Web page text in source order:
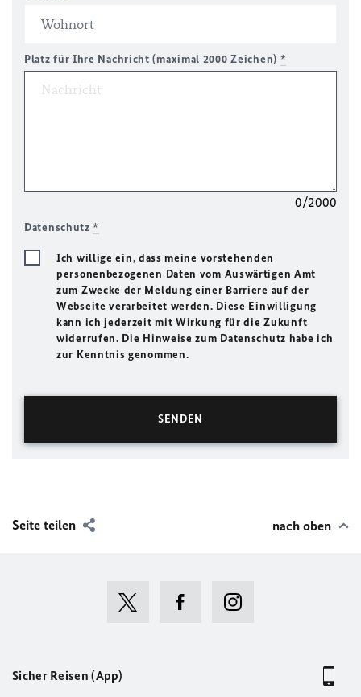
Platz für Ihre Nachricht (maximal 2000 Zeichen) *
0/2000
Datenschutz*
Ich willige ein, dass meine vorstehenden
personenbezogenen Daten vom Auswärtigen Amt
zum Zwecke der Meldung einer Barriere auf der
Webseite verarbeitet werden. Diese Einwilligung
kann ich jederzeit mit Wirkung für die Zukunft
widerrufen. Die Hinweise zum Datenschutz habe ich
zur Kenntnis genommen.
Seite teilen nach oben
Sicher Reisen (App)